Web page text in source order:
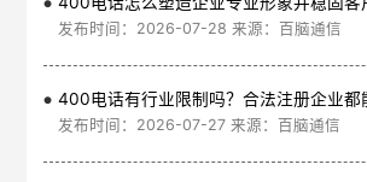
发布时间：2026-07-28 来源：百脑通信
400电话有行业限制吗？合法注册企业都
发布时间：2026-07-27 来源：百脑通信